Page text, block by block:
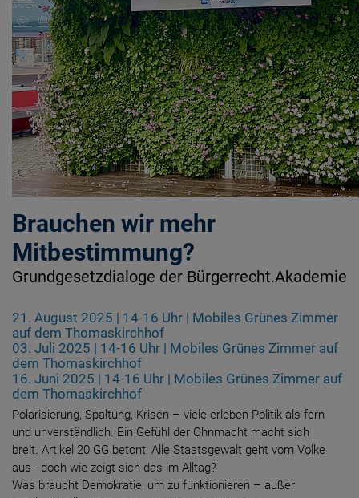
Brauchen wir mehr
Mitbestimmung?
Grundgesetzdialoge der Bürgerrecht.Akademie
21. August 2025 | 14-16 Uhr | Mobiles Grünes Zimmer
auf dem Thomaskirchhof
03. Juli 2025 | 14-16 Uhr | Mobiles Grünes Zimmer auf
dem Thomaskirchhof
16. Juni 2025 | 14-16 Uhr | Mobiles Grünes Zimmer auf
dem Thomaskirchhof
Polarisierung, Spaltung, Krisen – viele erleben Politik als fern
und unverständlich. Ein Gefühl der Ohnmacht macht sich
breit. Artikel 20 GG betont: Alle Staatsgewalt geht vom Volke
aus - doch wie zeigt sich das im Alltag?
Was braucht Demokratie, um zu funktionieren – außer